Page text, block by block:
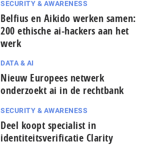
SECURITY & AWARENESS
Belfius en Aikido werken samen:
200 ethische ai-hackers aan het
werk
DATA & AI
Nieuw Europees netwerk
onderzoekt ai in de rechtbank
SECURITY & AWARENESS
Deel koopt specialist in
identiteitsverificatie Clarity